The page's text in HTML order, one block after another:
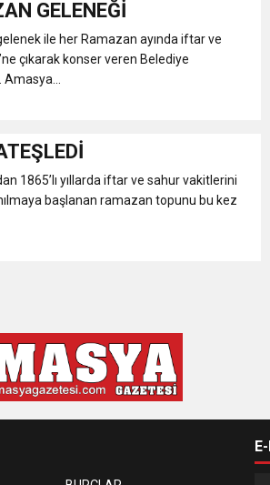
GELENEĞİ
ile her Ramazan ayında iftar ve
çıkarak konser veren Belediye
1865’lı yıllarda iftar ve sahur vakitlerini
başlanan ramazan topunu bu kez